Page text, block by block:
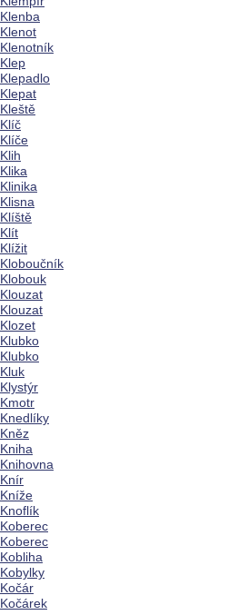
Klenba
Klenot
Klenotník
Klep
Klepadlo
Klepat
Kleště
Klíč
Klíče
Klih
Klika
Klinika
Klisna
Klíště
Klít
Klížit
Kloboučník
Klobouk
Klouzat
Klouzat
Klozet
Klubko
Klubko
Kluk
Klystýr
Kmotr
Knedlíky
Kněz
Kniha
Knihovna
Knír
Kníže
Knoflík
Koberec
Koberec
Kobliha
Kobylky
Kočár
Kočárek